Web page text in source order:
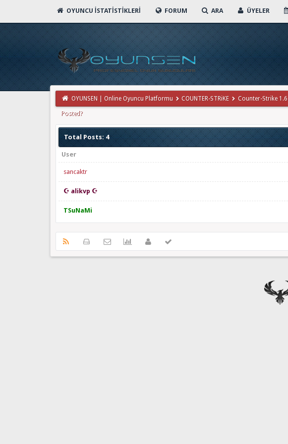
OYUNCU İSTATISTIKLERI FORUM ARA ÜYELER
OYUNSEN | Online Oyuncu Platformu COUNTER-STRiKE Counter-Strike 1.6
Posted?
Total Posts: 4
User
sancaktr
☪ alikvp ☪
TSuNaMi